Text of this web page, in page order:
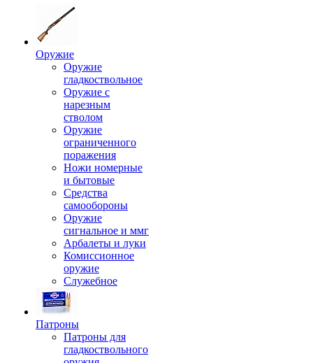
Оружие
Оружие
гладкоствольное
Оружие с
нарезным
стволом
Оружие
ограниченного
поражения
Ножи номерные
и бытовые
Средства
самообороны
Оружие
сигнальное и ммг
Арбалеты и луки
Комиссионное
оружие
Служебное
Патроны
Патроны для
гладкоствольного